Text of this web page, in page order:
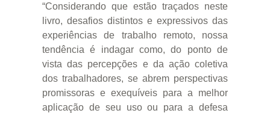
“Considerando que estão traçados neste
livro, desafios distintos e expressivos das
experiências de trabalho remoto, nossa
tendência é indagar como, do ponto de
vista das percepções e da ação coletiva
dos trabalhadores, se abrem perspectivas
promissoras e exequíveis para a melhor
aplicação de seu uso ou para a defesa